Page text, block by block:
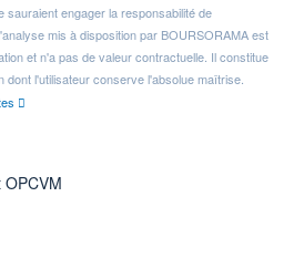
engager la responsabilité de
mis à disposition par BOURSORAMA est
et n'a pas de valeur contractuelle. Il constitue
dont l'utilisateur conserve l'absolue maîtrise.